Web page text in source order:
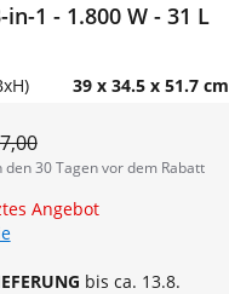
1 - 1.800 W - 31 L
39 x 34.5 x 51.7 cm
30 Tagen vor dem Rabatt
Angebot
bis ca. 13.8.